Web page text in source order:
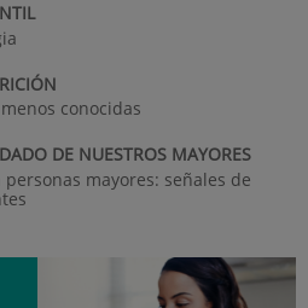
conocidas
DE NUESTROS MAYORES
mayores: señales de